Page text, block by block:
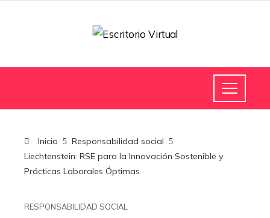
Inicio
Responsabilidad social
Liechtenstein: RSE para la Innovación Sostenible y
Prácticas Laborales Óptimas
RESPONSABILIDAD SOCIAL